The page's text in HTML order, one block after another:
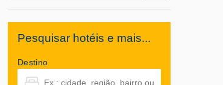
Pesquisar hotéis e mais...
Destino